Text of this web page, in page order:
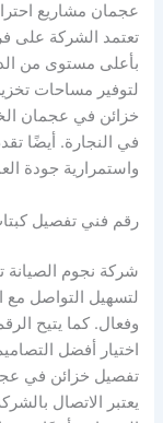
عجمان مشاريع
تعتمد الشركة
بأعلى مستوى من
لتوفير مساحات
خزائن في عجمان
في النجارة. أيضًا
واستمرارية جودة
رقم فني تفصيل
شركة نجوم
لتسهيل التواصل
وفعال. كما يتيح
اختيار أفضل
تفصيل خزائن في
يعتبر الاتصال